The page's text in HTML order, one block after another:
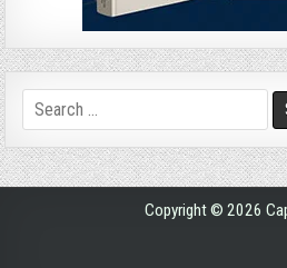
Search
for:
Copyright © 2026